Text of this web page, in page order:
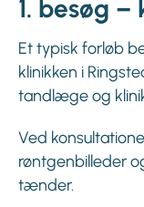
1. besøg
Et typisk forløb
klinikken i
tandlæge og
Ved
røntgenbilleder
tænder.